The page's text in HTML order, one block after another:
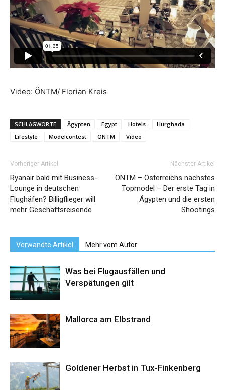
Video: ÖNTM/ Florian Kreis
SCHLAGWORTE Ägypten Egypt Hotels
Hurghada
Lifestyle
Modelcontest ÖNTM Video
Vorheriger Artikel
Ryanair bald mit Business-
Lounge in deutschen
Flughäfen? Billigflieger will
mehr Geschäftsreisende
Nächster Artikel
ÖNTM – Österreichs nächstes
Topmodel – Der erste Tag in
Ägypten und die ersten
Shootings
Verwandte Artikel Mehr vom Autor
Was bei Flugausfällen und
Verspätungen gilt
Mallorca am Elbstrand
Goldener Herbst in Tux-Finkenberg